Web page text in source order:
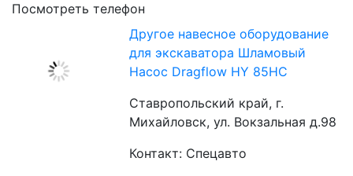
Посмотреть телефон
Другое навесное оборудование
для экскаватора Шламовый
Насос Dragflow HY 85HC
Ставропольский край, г.
Михайловск, ул. Вокзальная д.98
Контакт: Спецавто